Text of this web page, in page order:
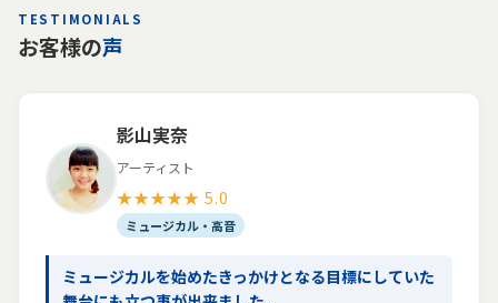
TESTIMONIALS
お客様の声
影山実奈
アーティスト
★★★★★ 5.0
ミュージカル・高音
ミュージカルを始めたきっかけとなる目標にしていた